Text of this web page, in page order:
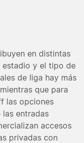
en distintas
estadio y el tipo de
de liga hay más
que para
las opciones
las entradas
accesos
privadas con